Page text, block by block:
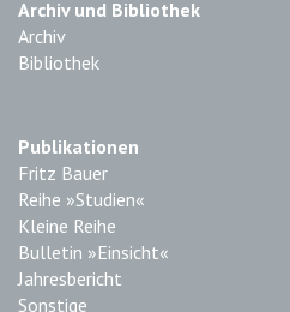
Archiv und Bibliothek
Archiv
Bibliothek
Publikationen
Fritz Bauer
Reihe »Studien«
Kleine Reihe
Bulletin »Einsicht«
Jahresbericht
Sonstige